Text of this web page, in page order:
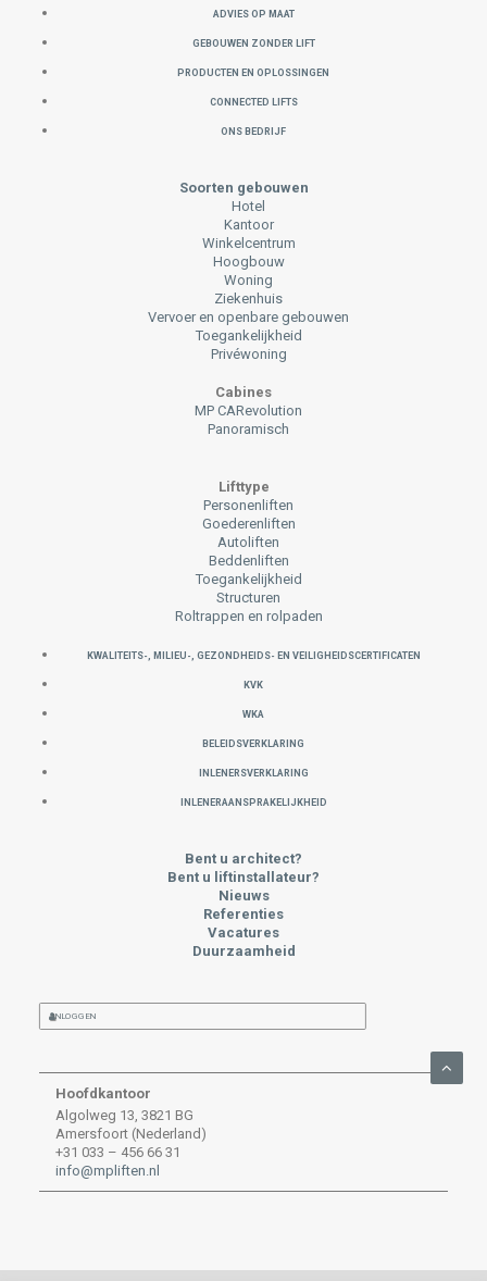
ADVIES OP MAAT
GEBOUWEN ZONDER LIFT
PRODUCTEN EN OPLOSSINGEN
CONNECTED LIFTS
ONS BEDRIJF
Soorten gebouwen
Hotel
Kantoor
Winkelcentrum
Hoogbouw
Woning
Ziekenhuis
Vervoer en openbare gebouwen
Toegankelijkheid
Privéwoning
Cabines
MP CARevolution
Panoramisch
Lifttype
Personenliften
Goederenliften
Autoliften
Beddenliften
Toegankelijkheid
Structuren
Roltrappen en rolpaden
KWALITEITS-, MILIEU-, GEZONDHEIDS- EN VEILIGHEIDSCERTIFICATEN
KVK
WKA
Beleidsverklaring
INLENERSVERKLARING
INLENERAANSPRAKELIJKHEID
Bent u architect?
Bent u liftinstallateur?
Nieuws
Referenties
Vacatures
Duurzaamheid
INLOGGEN
Hoofdkantoor
Algolweg 13, 3821 BG
Amersfoort (Nederland)
+31 033 – 456 66 31
info@mpliften.nl